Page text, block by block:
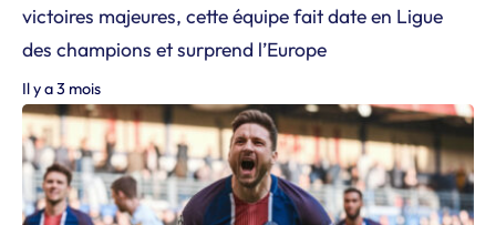
victoires majeures, cette équipe fait date en Ligue
des champions et surprend l’Europe
Il y a 3 mois